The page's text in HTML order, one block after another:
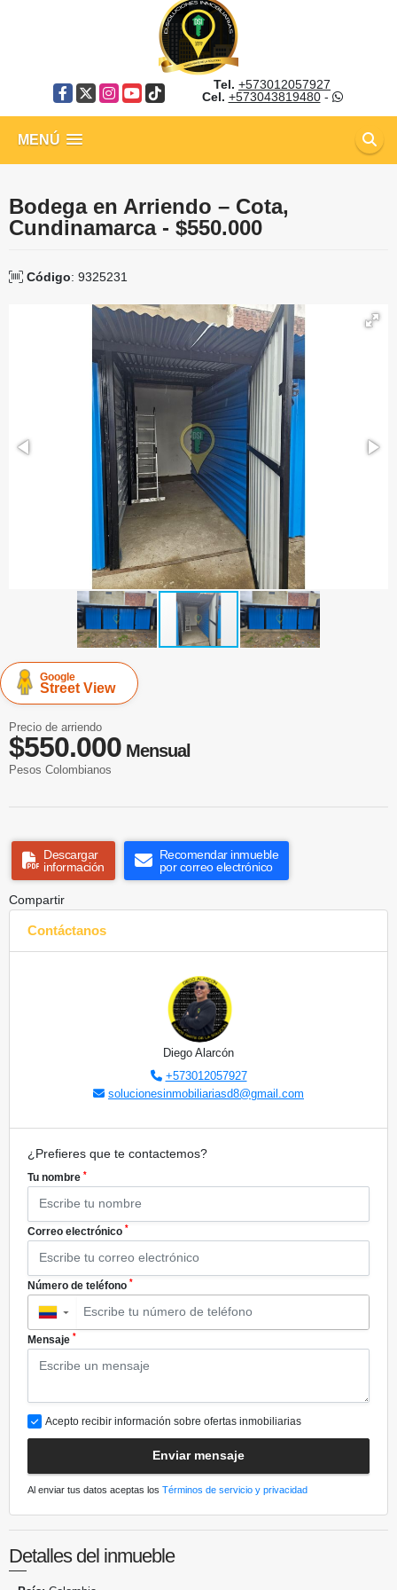
Facebook
X Instagram
YouTube
TikTok
Tel. +573012057927
Cel. +573043819480-
MENÚ
Bodega en Arriendo – Cota,
Cundinamarca - $550.000
Código: 9325231
Google
Street View
Precio de arriendo
$550.000 Mensual
Pesos Colombianos
Descargar
información
Recomendar inmueble
por correo electrónico
Compartir
Contáctanos
Diego Alarcón
+573012057927
solucionesinmobiliariasd8@gmail.com
¿Prefieres que te contactemos?
Tu nombre *
Correo electrónico *
Número de teléfono *
▼
Mensaje *
Acepto recibir información sobre ofertas inmobiliarias
Enviar mensaje
Al enviar tus datos aceptas los Términos de servicio y privacidad
Detalles del inmueble